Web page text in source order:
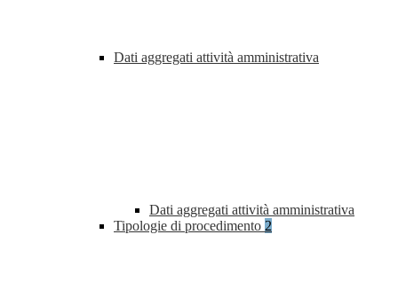
Dati aggregati attività amministrativa
Dati aggregati attività amministrativa
Tipologie di procedimento 2